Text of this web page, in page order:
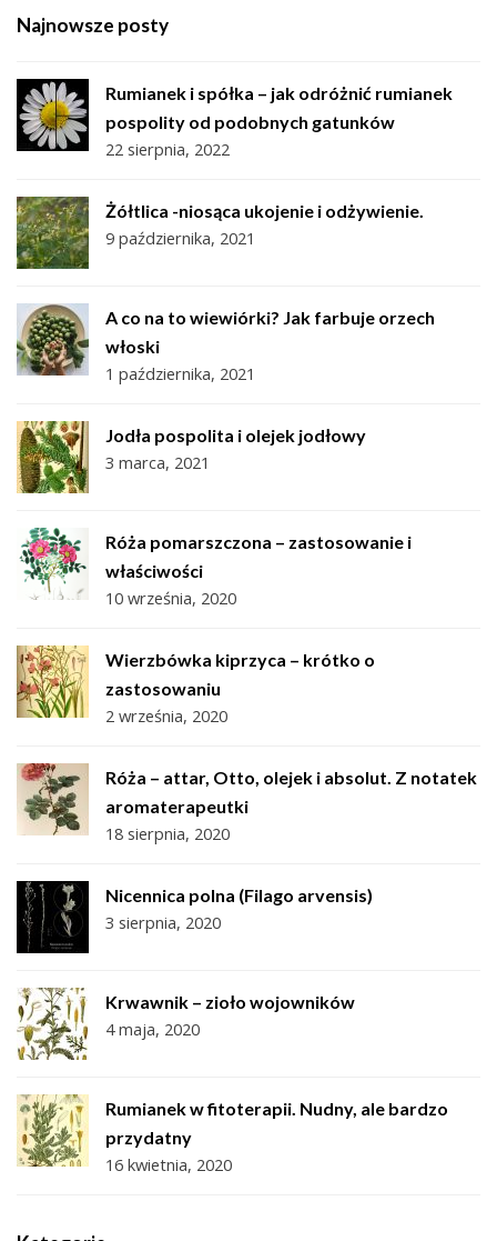
Najnowsze posty
Rumianek i spółka – jak odróżnić rumianek
pospolity od podobnych gatunków
22 sierpnia, 2022
Żółtlica -niosąca ukojenie i odżywienie.
9 października, 2021
A co na to wiewiórki? Jak farbuje orzech
włoski
1 października, 2021
Jodła pospolita i olejek jodłowy
3 marca, 2021
Róża pomarszczona – zastosowanie i
właściwości
10 września, 2020
Wierzbówka kiprzyca – krótko o
zastosowaniu
2 września, 2020
Róża – attar, Otto, olejek i absolut. Z notatek
aromaterapeutki
18 sierpnia, 2020
Nicennica polna (Filago arvensis)
3 sierpnia, 2020
Krwawnik – zioło wojowników
4 maja, 2020
Rumianek w fitoterapii. Nudny, ale bardzo
przydatny
16 kwietnia, 2020